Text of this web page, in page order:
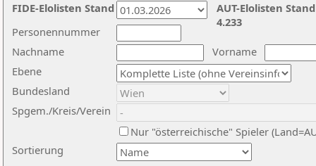
Nachname
Vorname
Ebene
Sortierung
Personennummer
Bundesland
Spgem./Kreis/Verein
Nur "österreichische" Spieler
AUT-Elolisten
4.233
FIDE-Elolisten Stand